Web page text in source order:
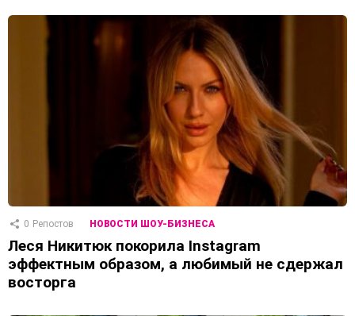
0 Репостов НОВОСТИ ШОУ-БИЗНЕСА
Леся Никитюк покорила Instagram
эффектным образом, а любимый не сдержал
восторга